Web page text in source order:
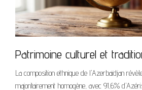
Patrimoine culturel et
La composition ethnique de l'Azerbaïdjan
majoritairement homogène, avec 91,6%